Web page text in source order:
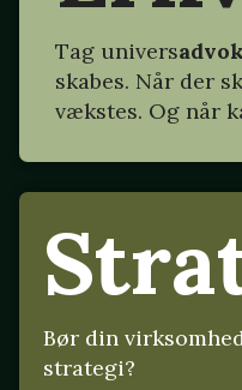
Tag univers
skabes. Når der
vækstes. Og når
Bør din
strategi?